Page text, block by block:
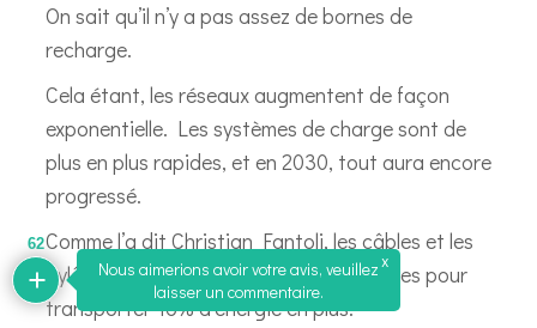
On sait qu’il n’y a pas assez de bornes de
recharge.
Cela étant, les réseaux augmentent de façon
exponentielle. Les systèmes de charge sont de
plus en plus rapides, et en 2030, tout aura encore
progressé.
Comme l’a dit Christian Fantoli, les câbles et les
pylônes en plus ne seront pas nécessaires pour
transporter 16% d’énergie en plus.
62
Nous aimerions avoir votre avis, veuillez
laisser un commentaire.
x